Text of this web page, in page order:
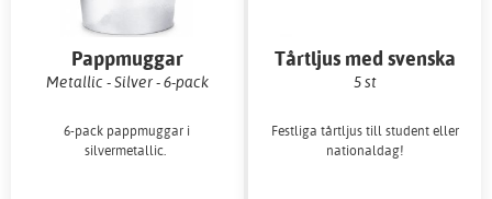
Pappmuggar
Metallic - Silver - 6-pack
6-pack pappmuggar i
silvermetallic.
Tårtljus med svenska
flaggan
5 st
Festliga tårtljus till student eller
nationaldag!